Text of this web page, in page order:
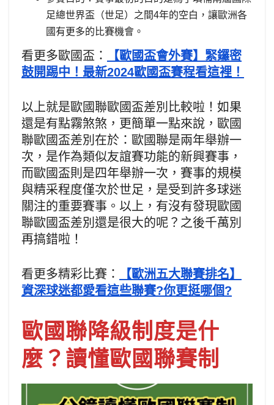
足總世界盃（世足）之間4年的空白，讓歐洲各
國有更多的比賽機會。
看更多歐國盃：
【歐國盃會外賽】緊鑼密
鼓開踢中！最新2024歐國盃賽程看這裡！
以上就是歐國聯歐國盃差別比較啦！如果
還是有點霧煞煞，更簡單一點來說，歐國
聯歐國盃差別在於：歐國聯是兩年舉辦一
次，是作為類似友誼賽功能的新興賽事，
而歐國盃則是四年舉辦一次，賽事的規模
與精采程度僅次於世足，是受到許多球迷
關注的重要賽事。以上，有沒有發現歐國
聯歐國盃差別還是很大的呢？之後千萬別
再搞錯啦！
看更多精彩比賽：
【歐洲五大聯賽排名】
資深球迷都愛看這些聯賽?你更挺哪個?
歐國聯降級制度是什
麼？讀懂歐國聯賽制